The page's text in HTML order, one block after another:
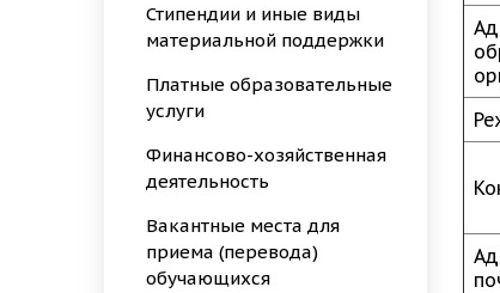
Стипендии и иные виды
материальной поддержки
Платные образовательные
услуги
Финансово-хозяйственная
деятельность
Вакантные места для
приема (перевода)
обучающихся